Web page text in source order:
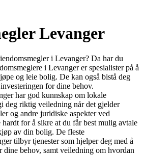
Levanger
i Levanger? Da har du
i Levanger er spesialister på å
og leie bolig. De kan også bistå deg
for dine behov.
har god kunnskap om lokale
deg riktig veiledning når det gjelder
og andre juridiske aspekter ved
for å sikre at du får best mulig avtale
av din bolig. De fleste
tilbyr tjenester som hjelper deg med å
dine behov, samt veiledning om hvordan